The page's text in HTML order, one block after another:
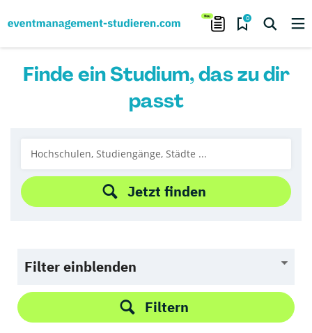
0
Finde ein Studium, das zu dir
passt
Jetzt finden
Filter einblenden
Filtern